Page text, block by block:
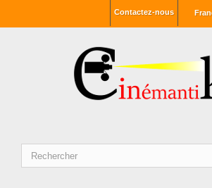
Contactez-nous